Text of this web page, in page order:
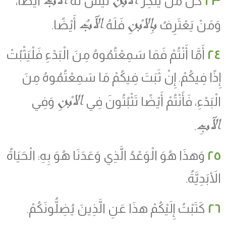
وَمَنْ يَعْتَرِفُ بِالابْنِ فَلَهُالآبُ أَيْضًا.
٢٤ أَمَّا أَنْتُمْ فَمَا سَمِعْتُمُوهُ مِنَ الْبَدْءِ فَلْيَثْبُتْ
إِذًا فِيكُمْ. إِنْ ثَبَتَ فِيكُمْ مَا سَمِعْتُمُوهُ مِنَ
الْبَدْءِ، فَأَنْتُمْ أَيْضًا تَثْبُتُونَ فِيالابْنِ وَفِي
الآبِ.
٢٥ وَهذَا هُوَ الْوَعْدُ الَّذِي وَعَدَنَا هُوَ بِهِ: الْحَيَاةُ
الأَبَدِيَّةُ.
٢٦ كَتَبْتُ إِلَيْكُمْ هذَا عَنِ الَّذِينَ يُضِلُّونَكُمْ.